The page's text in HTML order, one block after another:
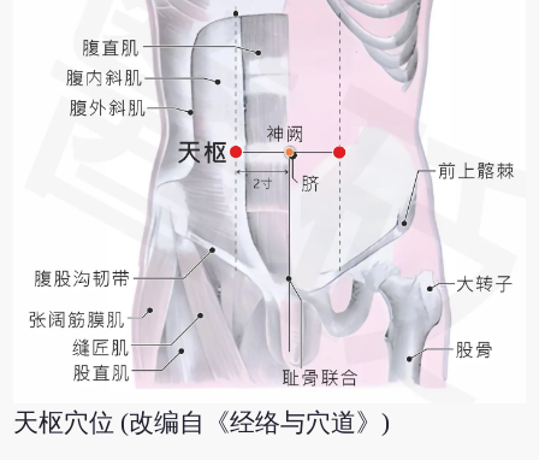
天枢穴位 (改编自《经络与穴道》)